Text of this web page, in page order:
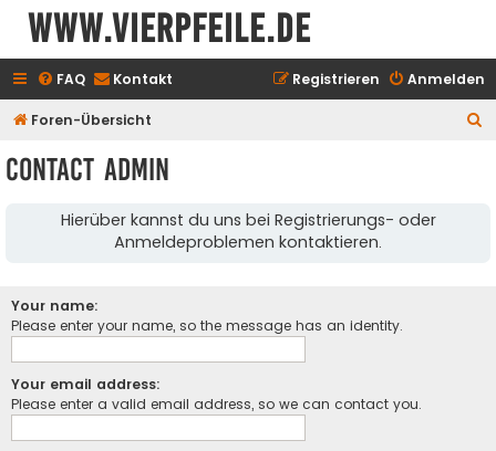
www.vierpfeile.de
FAQ Kontakt Anmelden
Registrieren
Foren-Übersicht
Contact Admin
Hierüber kannst du uns bei Registrierungs- oder
Anmeldeproblemen kontaktieren.
Your name:
Please enter your name, so the message has an identity.
Your email address:
Please enter a valid email address, so we can contact you.